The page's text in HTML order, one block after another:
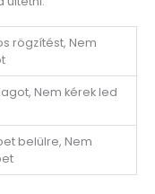
rögzítést, Nem
Nem kérek led
belülre, Nem